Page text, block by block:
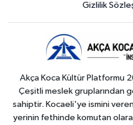
Gizlilik
Akça Koca Kültür Platformu
Çeşitli meslek gruplarından
sahiptir. Kocaeli'ye ismini
yerinin fethinde komutan